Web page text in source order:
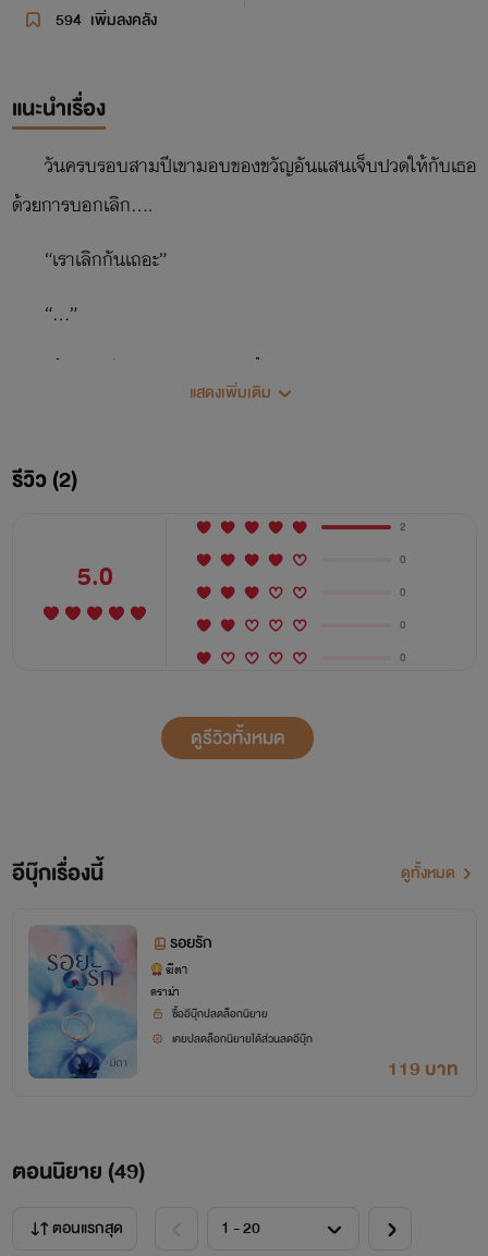
594 เพิ่มลงคลัง
แนะนำเรื่อง
วันครบรอบสามปีเขามอบของขวัญอันแสนเจ็บปวดให้กับเธอ
ด้วยการบอกเลิก....
“เราเลิกกันเถอะ”
“...”
“ฉันหมดรักเธอมานานมากแล้ว”
หรือ...
คีริน ประเสริฐสิทธิชัย (ค็อปเตอร์)
แสดงเพิ่มเติม
รีวิว (2)
5.0
2
0
0
0
0
ดูรีวิวทั้งหมด
อีบุ๊กเรื่องนี้ ดูทั้งหมด
รอยรัก
ฆีตา
ดราม่า
ซื้ออีบุ๊กปลดล็อกนิยาย
เคยปลดล็อกนิยายได้ส่วนลดอีบุ๊ก
119 บาท
ตอนนิยาย (49)
ตอนแรกสุด